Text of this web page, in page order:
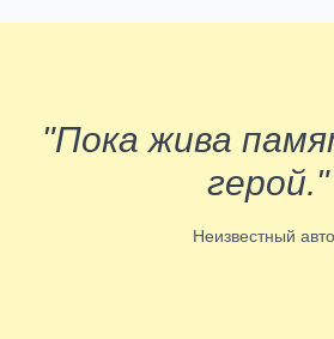
"Пока жива
герой."
Неизвестный